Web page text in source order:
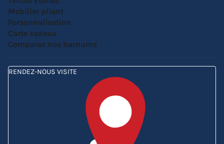
Mobilier pliant
Personnalisation
Carte cadeau
Comparez nos barnums
RENDEZ-NOUS VISITE